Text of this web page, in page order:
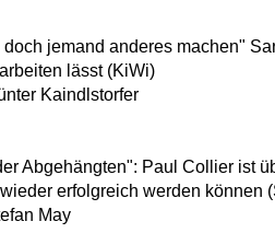
jemand anderes machen"
lässt (KiWi)
Kaindlstorfer
Abgehängten": Paul Collier ist
erfolgreich werden können
May